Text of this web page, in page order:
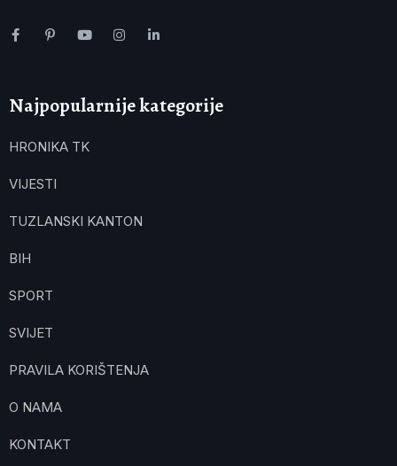
Najpopularnije kategorije
HRONIKA TK
VIJESTI
TUZLANSKI KANTON
BIH
SPORT
SVIJET
PRAVILA KORIŠTENJA
O NAMA
KONTAKT